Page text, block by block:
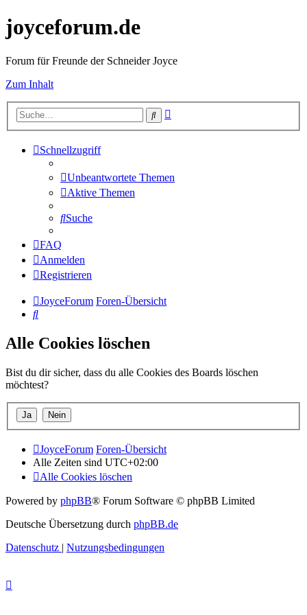
joyceforum.de
Forum für Freunde der Schneider Joyce
Zum Inhalt
Suche
Schnellzugriff
Unbeantwortete Themen
Aktive Themen
Suche
FAQ
Anmelden
Registrieren
JoyceForum Foren-Übersicht
Suche
Alle Cookies löschen
Bist du dir sicher, dass du alle Cookies des Boards löschen
möchtest?
JoyceForum Foren-Übersicht
Alle Zeiten sind UTC+02:00
Alle Cookies löschen
Powered by phpBB® Forum Software © phpBB Limited
Deutsche Übersetzung durch phpBB.de
Datenschutz | Nutzungsbedingungen